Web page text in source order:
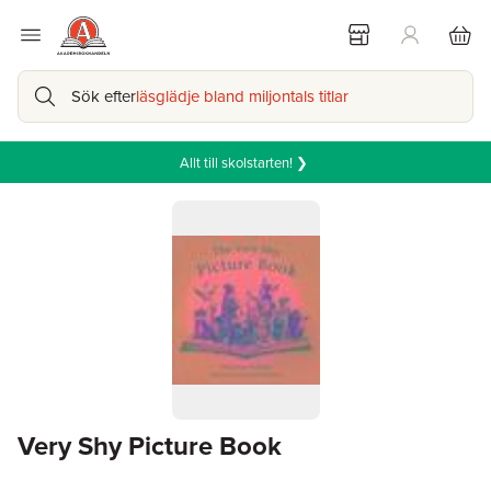
Sök efterläsglädje bland miljontals titlar
Allt till skolstarten! ❯
Very Shy Picture Book